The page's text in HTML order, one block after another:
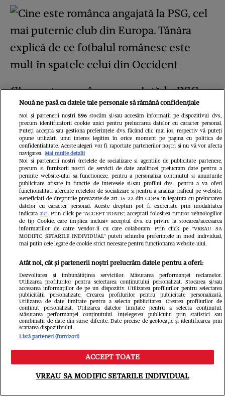
Cine este românca angajată la PSG,
cel mai puternic club din Europa.
Tânăra explică de ce fotbalul
românesc este mult în spatele celui
din Occident
GSP.ro
Ghencea superbă: reprezentanta
României la „Miss Universe” și-a
susținut favoritul din tribune, la
FCSB - FC Argeș
Redactia.ro
Meniu Caută
Nouă ne pasă ca datele tale personale să rămână confidențiale
Noi și partenerii noștri 596stocăm și/sau accesăm informații pe dispozitivul dvs.,
precum identificatorii cookie unici pentru prelucrarea datelor cu caracter personal.
Puteți accepta sau gestiona preferințele dvs. făcând clic mai jos, respectiv vă puteți
opune utilizării unui interes legitim în orice moment pe pagina cu politica de
confidențialitate. Aceste alegeri vor fi raportate partenerilor noștri și nu vă vor afecta
navigarea. Mai multe detalii
Noi si partenerii nostri (retelele de socializare si agentiile de publicitate partenere,
precum si furnizorii nostri de servicii de date analitice) prelucram date pentru a
permite website-ului sa functioneze, pentru a personaliza continutul si anunturile
publicitare afisate in functie de interesele si/sau profilul dvs., pentru a va oferi
functionalitati aferente retelelor de socializare si pentru a analiza traficul pe website.
Beneficiati de drepturile prevazute de art. 15-22 din GDPR in legatura cu prelucrarea
datelor cu caracter personal. Aceste drepturi pot fi exercitate prin modalitatea
indicataaici. Prin click pe “ACCEPT TOATE”, acceptati folosirea tuturor Tehnologiilor
de tip Cookie, care implica inclusiv acceptul dvs. cu privire la stocarea/accesarea
informatiilor de catre Vendor-ii cu care colaboram. Prin click pe “VREAU SA
MODIFIC SETARILE INDIVIDUAL” puteti schimba preferintele in mod individual,
mai putin cele legate de cookie strict necesare pentru functionarea website-ului.
Atât noi, cât și partenerii noștri prelucrăm datele pentru a oferi:
Dezvoltarea și îmbunătățirea serviciilor. Măsurarea performanței reclamelor.
Utilizarea profilurilor pentru selectarea conținutului personalizat. Stocarea și/sau
accesarea informațiilor de pe un dispozitiv. Utilizarea profilurilor pentru selectarea
publicității personalizate. Crearea profilurilor pentru publicitate personalizată.
Utilizarea de date limitate pentru a selecta publicitatea. Crearea profilurilor de
conținut personalizat. Utilizarea datelor limitate pentru a selecta conținutul.
Măsurarea performanței conținutului. Înțelegerea publicului prin statistici sau
combinații de date din surse diferite. Date precise de geolocație și identificarea prin
scanarea dispozitivului.
Listă parteneri (furnizori)
ACCEPT TOATE
VREAU SA MODIFIC SETARILE INDIVIDUAL